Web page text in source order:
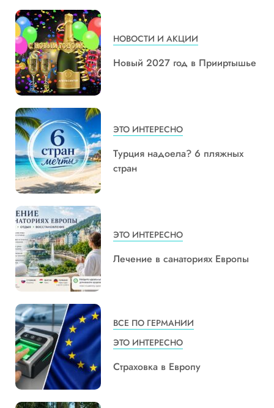
НОВОСТИ И АКЦИИ
Новый 2027 год в Прииртышье
ЭТО ИНТЕРЕСНО
Турция надоела? 6 пляжных
стран
ЭТО ИНТЕРЕСНО
Лечение в санаториях Европы
ВСЕ ПО ГЕРМАНИИ
ЭТО ИНТЕРЕСНО
Страховка в Европу